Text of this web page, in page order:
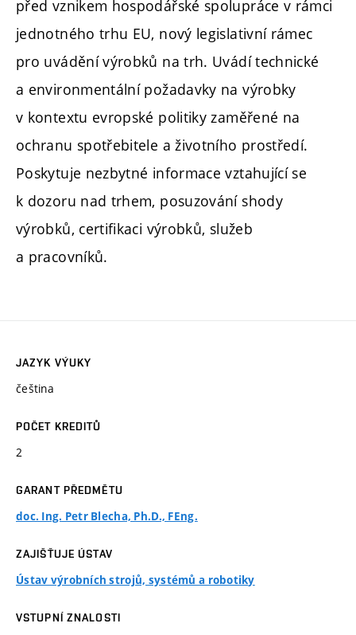
před vznikem hospodářské spolupráce v rámci
jednotného trhu EU, nový legislativní rámec
pro uvádění výrobků na trh. Uvádí technické
a environmentální požadavky na výrobky
v kontextu evropské politiky zaměřené na
ochranu spotřebitele a životního prostředí.
Poskytuje nezbytné informace vztahující se
k dozoru nad trhem, posuzování shody
výrobků, certifikaci výrobků, služeb
a pracovníků.
JAZYK VÝUKY
čeština
POČET KREDITŮ
2
GARANT PŘEDMĚTU
doc. Ing. Petr Blecha, Ph.D., FEng.
ZAJIŠŤUJE ÚSTAV
Ústav výrobních strojů, systémů a robotiky
VSTUPNÍ ZNALOSTI